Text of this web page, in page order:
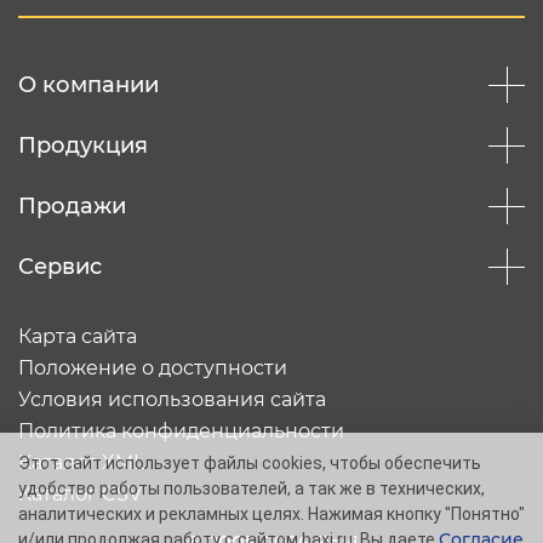
О компании
Продукция
Продажи
Сервис
Карта сайта
Положение о доступности
Условия использования сайта
Политика конфиденциальности
Каталог XML
Каталог CSV
Этот сайт использует файлы cookies, чтобы обеспечить
удобство работы пользователей, а так же в технических,
аналитических и рекламных целях. Нажимая кнопку "Понятно"